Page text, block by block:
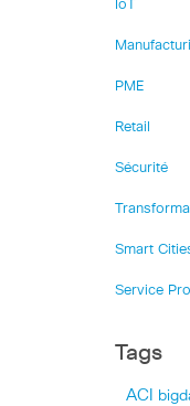
IoT
PME
Retail
Sécurité
Smart
Service
Tags
ACI